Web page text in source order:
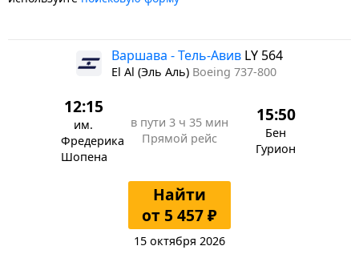
Варшава - Тель-Авив LY 564
El Al (Эль Аль) Boeing 737-800
12:15
им.
Фредерика
Шопена
в пути 3 ч 35 мин
Прямой рейс
15:50
Бен
Гурион
Найти
от 5 457 ₽
15 октября 2026